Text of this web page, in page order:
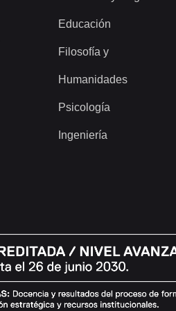
Educación
Filosofía y
Humanidades
Psicología
Ingeniería